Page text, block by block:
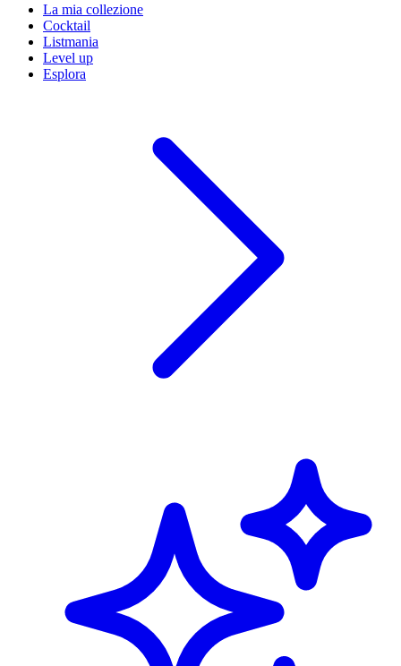
La mia collezione
Cocktail
Listmania
Level up
Esplora